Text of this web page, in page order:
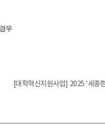
우
[대학혁신지원사업] 2025 '세종